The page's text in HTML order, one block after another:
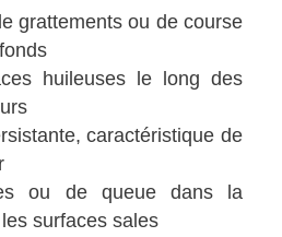
grattements ou de course
huileuses le long des
caractéristique de
ou de queue dans la
surfaces sales